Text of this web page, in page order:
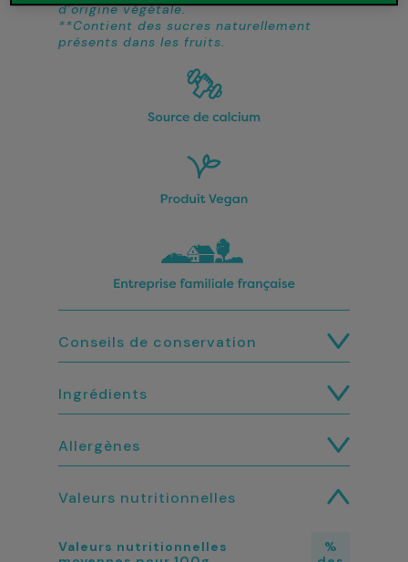
d’origine végétale.
**Contient des sucres naturellement
présents dans les fruits.
Conseils de conservation
Ingrédients
Allergènes
Valeurs nutritionnelles
Valeurs nutritionnelles
%